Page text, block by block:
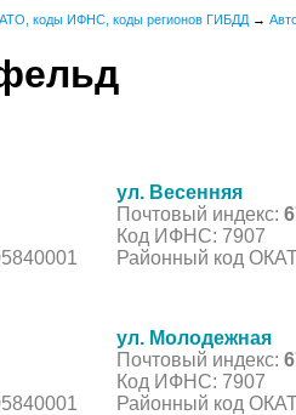
коды ИФНС, коды регионов ГИБДД →
ул. Весенняя
Почтовый индекс:
Код ИФНС: 7907
Районный код
ул. Молодежная
Почтовый индекс:
Код ИФНС: 7907
Районный код